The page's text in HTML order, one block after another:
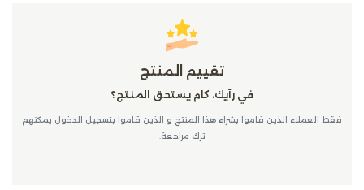
تقييم المنتج
في رأيك، كام يستحق المنتج؟
فقط العملاء الذين قاموا بشراء هذا المنتج و الذين قاموا بتسجيل الدخول يمكنهم
ترك مراجعة.